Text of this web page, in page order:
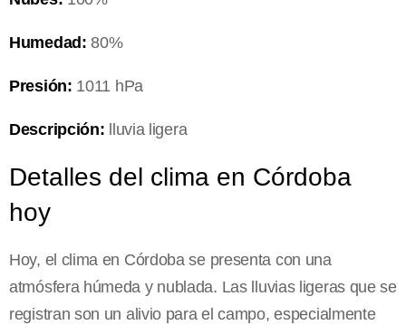
Humedad: 80%
Presión: 1011 hPa
Descripción: lluvia ligera
Detalles del clima en Córdoba
hoy
Hoy, el clima en Córdoba se presenta con una
atmósfera húmeda y nublada. Las lluvias ligeras que se
registran son un alivio para el campo, especialmente